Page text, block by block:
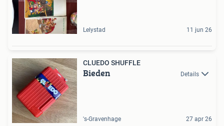
Lelystad 11 jun 26
CLUEDO SHUFFLE
Bieden Details
's-Gravenhage 27 apr 26